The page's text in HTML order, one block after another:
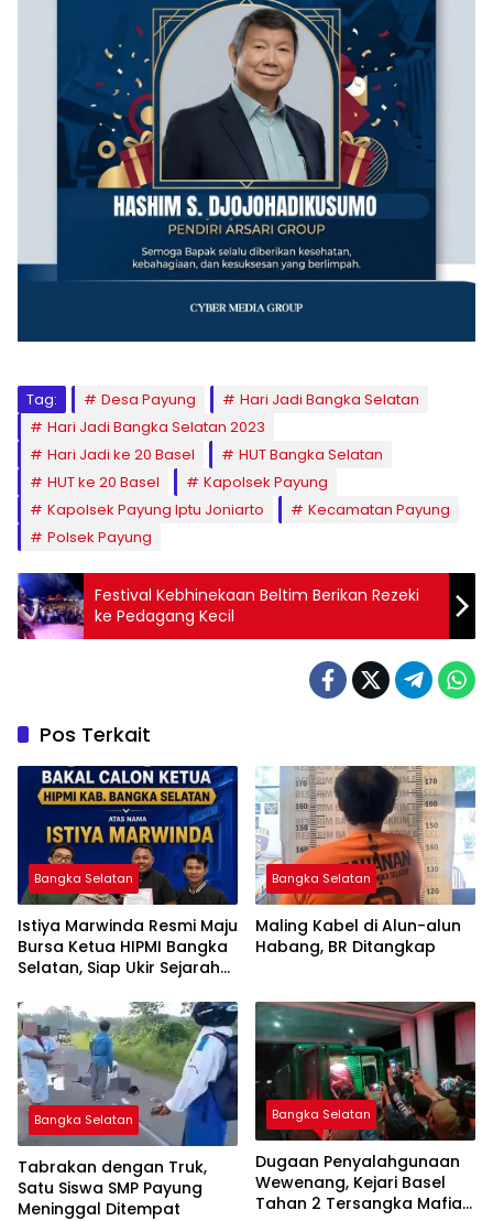
Tag: Desa Payung
Hari Jadi Bangka Selatan
Hari Jadi Bangka Selatan 2023
Hari Jadi ke 20 Basel
HUT Bangka Selatan
HUT ke 20 Basel
Kapolsek Payung
Kapolsek Payung Iptu Joniarto
Kecamatan Payung
Polsek Payung
Festival Kebhinekaan Beltim Berikan Rezeki
ke Pedagang Kecil
Pos Terkait
Bangka Selatan
Istiya Marwinda Resmi Maju
Bursa Ketua HIPMI Bangka
Selatan, Siap Ukir Sejarah
Pertama
Bangka Selatan
Maling Kabel di Alun-alun
Habang, BR Ditangkap
Bangka Selatan
Tabrakan dengan Truk,
Satu Siswa SMP Payung
Meninggal Ditempat
Bangka Selatan
Dugaan Penyalahgunaan
Wewenang, Kejari Basel
Tahan 2 Tersangka Mafia